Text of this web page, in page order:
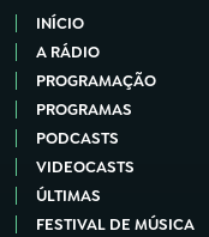
INÍCIO
A RÁDIO
PROGRAMAÇÃO
PROGRAMAS
PODCASTS
VIDEOCASTS
ÚLTIMAS
FESTIVAL DE MÚSICA